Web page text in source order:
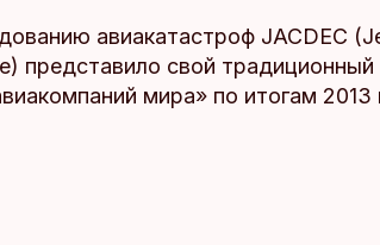
авиакатастроф JACDEC
представило свой традиционный
мира» по итогам 2013